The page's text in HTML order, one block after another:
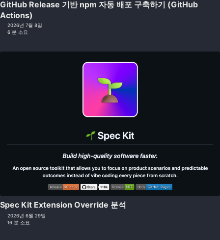
GitHub Release 기반 npm 자동 배포 구축하기 (GitHub
Actions)
2026년 7월 8일
6 분 소요
Spec Kit Extension Override 분석
2026년 6월 29일
16 분 소요